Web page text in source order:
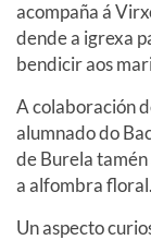
acompaña á
dende a igrexa
bendicir aos
A colaboración
alumnado do
de Burela
a alfombra floral.
Un aspecto